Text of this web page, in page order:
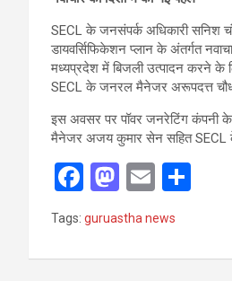
SECL के जनसंपर्क अधिकारी सनिश
डायवर्सिफिकेशन प्लान के अंतर्गत
मध्यप्रदेश में बिजली उत्पादन करने के
SECL के जनरल मैनेजर अरूपदत्त
इस अवसर पर पॉवर जनरेटिंग कंपनी के
मैनेजर अजय कुमार सेन सहित SECL
F
ce
b
M
a
st
o
E
ail
e
Tags: guruastha news